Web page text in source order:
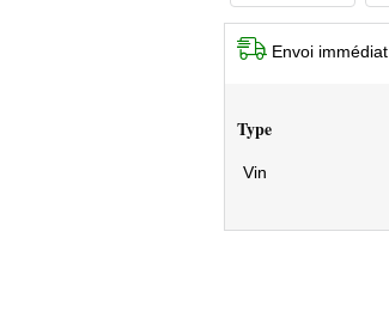
Envoi immédiat
Type
Vin